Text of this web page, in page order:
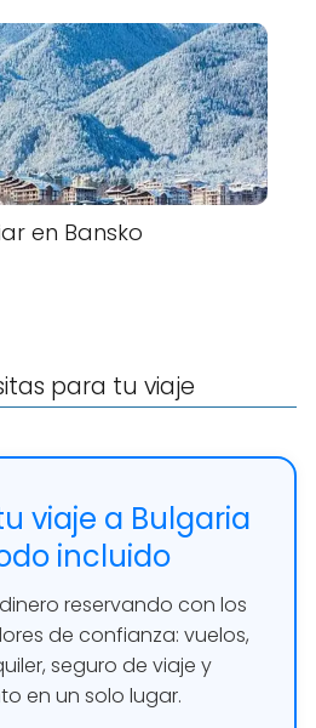
en Bansko
para tu viaje
viaje a Bulgaria
incluido
reservando con los
de confianza: vuelos,
seguro de viaje y
en un solo lugar.